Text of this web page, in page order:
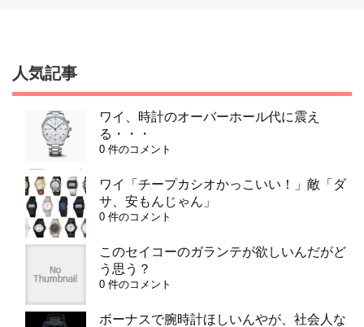
人気記事
ワイ、時計のオーバーホール代に震え
る・・・
0 件のコメント
ワイ「チープカシオかっこいい！」敵「ダ
サ、安もんじゃん」
0 件のコメント
このセイコーのガランテが欲しいんだがど
う思う？
0 件のコメント
ボーナスで腕時計ほしいんやが、社会人な